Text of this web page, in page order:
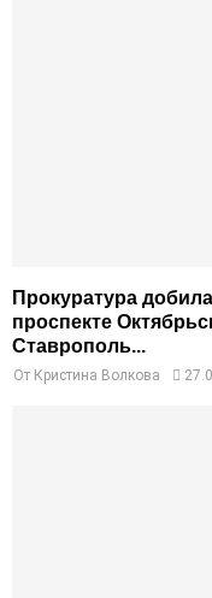
Прокуратура
проспекте
Ставрополь...
От Кристина Волкова